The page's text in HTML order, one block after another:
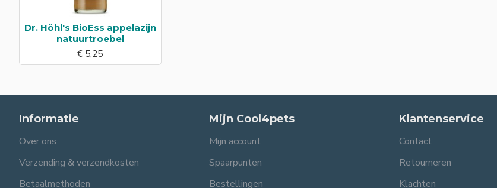
Dr. Höhl's BioEss appelazijn
natuurtroebel
€ 5,25
Informatie
Over ons
Verzending & verzendkosten
Betaalmethoden
Mijn Cool4pets
Mijn account
Spaarpunten
Bestellingen
Klantenservice
Contact
Retourneren
Klachten